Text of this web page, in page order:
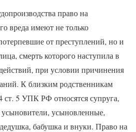
право на
вреда имеют не только
от преступлений, но и
смерть которого наступила в
при условии причинения
К близким родственникам
ст. 5 УПК РФ относятся супруга,
усыновители, усыновленные,
бабушка и внуки. Право на